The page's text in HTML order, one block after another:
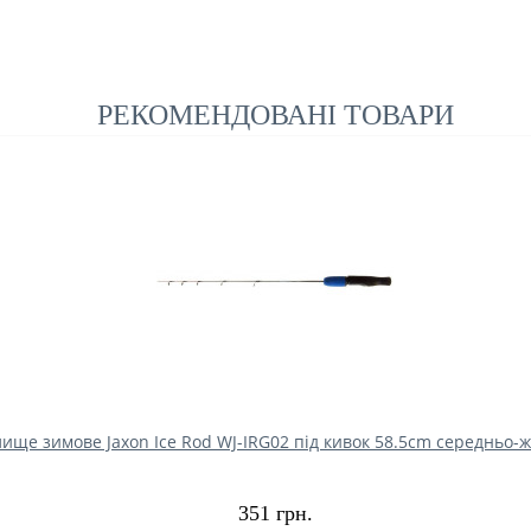
РЕКОМЕНДОВАНІ ТОВАРИ
зимове Jaxon Ice Rod WJ-IRG02 під кивок 58.5cm середньо-
351 грн.